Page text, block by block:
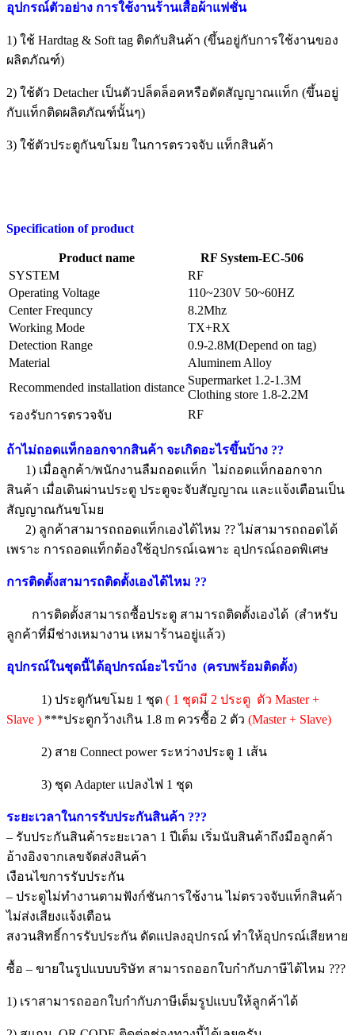
อุปกรณ์ตัวอย่าง การใช้งานร้านเสื้อผ้าแฟชั่น
1) ใช้ Hardtag & Soft tag ติดกับสินค้า (ขึ้นอยู่กับการใช้งานของ
ผลิตภัณฑ์)
2) ใช้ตัว Detacher เป็นตัวปล็ดล็อคหรือตัดสัญญาณแท็ก (ขึ้นอยู่
กับแท็กติดผลิตภัณฑ์นั้นๆ)
3) ใช้ตัวประตูกันขโมย ในการตรวจจับ แท็กสินค้า
Specification of product
Product name
RF System-EC-506
SYSTEM
RF
Operating Voltage
110~230V 50~60HZ
Center Frequncy
8.2Mhz
Working Mode
TX+RX
Detection Range
0.9-2.8M(Depend on tag)
Material
Aluminem Alloy
Recommended installation distance
Supermarket 1.2-1.3M
Clothing store 1.8-2.2M
รองรับการตรวจจับ
RF
ถ้าไม่ถอดแท็กออกจากสินค้า จะเกิดอะไรขึ้นบ้าง ??
1) เมื่อลูกค้า/พนักงานลืมถอดแท็ก ไม่ถอดแท็กออกจาก
สินค้า เมื่อเดินผ่านประตู ประตูจะจับสัญญาณ และแจ้งเตือนเป็น
สัญญาณกันขโมย
2) ลูกค้าสามารถถอดแท็กเองได้ไหม ??ไม่สามารถถอดได้
เพราะ การถอดแท็กต้องใช้อุปกรณ์เฉพาะ อุปกรณ์ถอดพิเศษ
การติดตั้งสามารถติดตั้งเองได้ไหม ??
การติดตั้งสามารถซื้อประตู สามารถติดตั้งเองได้ (สำหรับ
ลูกค้าที่มีช่างเหมางาน เหมาร้านอยู่แล้ว)
อุปกรณ์ในชุดนี้ได้อุปกรณ์อะไรบ้าง (ครบพร้อมติดตั้ง)
1) ประตูกันขโมย 1 ชุด ( 1 ชุดมี 2 ประตู ตัว Master +
Slave ) ***ประตูกว้างเกิน 1.8 m ควรซื้อ 2 ตัว (Master + Slave)
2) สาย Connect power ระหว่างประตู 1 เส้น
3) ชุด Adapter แปลงไฟ 1 ชุด
ระยะเวลาในการรับประกันสินค้า ???
– รับประกันสินค้าระยะเวลา 1 ปีเต็ม เริ่มนับสินค้าถึงมือลูกค้า
อ้างอิงจากเลขจัดส่งสินค้า
เงือนไขการรับประกัน
– ประตูไม่ทำงานตามฟังก์ชันการใช้งาน ไม่ตรวจจับแท็กสินค้า
ไม่ส่งเสียงแจ้งเตือน
สงวนสิทธิ์การรับประกัน ดัดแปลงอุปกรณ์ ทำให้อุปกรณ์เสียหาย
ซื้อ – ขายในรูปแบบบริษัท สามารถออกใบกำกับภาษีได้ไหม ???
1) เราสามารถออกใบกำกับภาษีเต็มรูปแบบให้ลูกค้าได้